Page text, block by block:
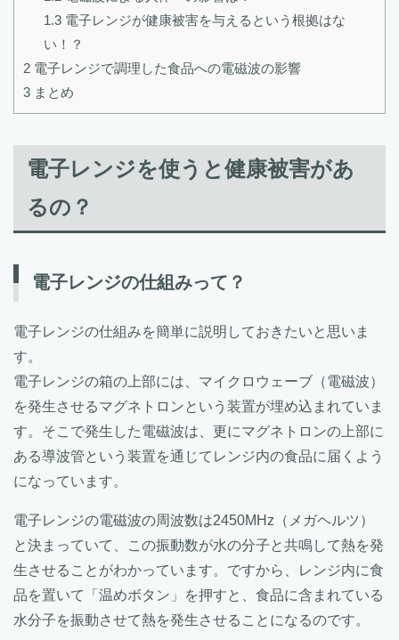
1.3電子レンジが健康被害を与えるという根拠はな
い！？
2 電子レンジで調理した食品への電磁波の影響
3 まとめ
電子レンジを使うと健康被害があ
るの？
電子レンジの仕組みって？
電子レンジの仕組みを簡単に説明しておきたいと思いま
す。
電子レンジの箱の上部には、マイクロウェーブ（電磁波）
を発生させるマグネトロンという装置が埋め込まれていま
す。そこで発生した電磁波は、更にマグネトロンの上部に
ある導波管という装置を通じてレンジ内の食品に届くよう
になっています。
電子レンジの電磁波の周波数は2450MHz（メガヘルツ）
と決まっていて、この振動数が水の分子と共鳴して熱を発
生させることがわかっています。ですから、レンジ内に食
品を置いて「温めボタン」を押すと、食品に含まれている
水分子を振動させて熱を発生させることになるのです。